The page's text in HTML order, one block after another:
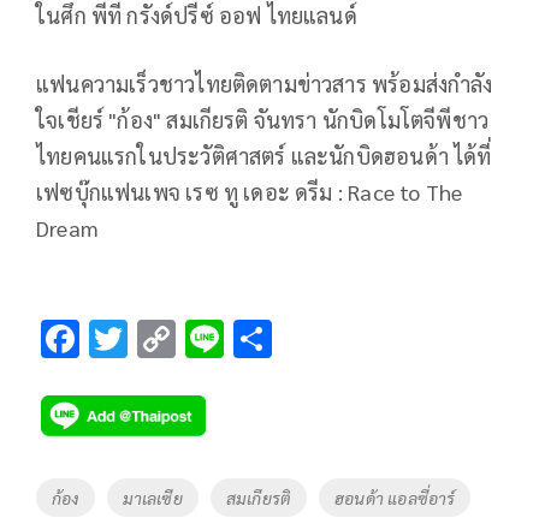
ในศึก พีที กรังด์ปรีซ์ ออฟ ไทยแลนด์
แฟนความเร็วชาวไทยติดตามข่าวสาร พร้อมส่งกำลัง
ใจเชียร์ "ก้อง" สมเกียรติ จันทรา นักบิดโมโตจีพีชาว
ไทยคนแรกในประวัติศาสตร์ และนักบิดฮอนด้า ได้ที่
เฟซบุ๊กแฟนเพจ เรซ ทู เดอะ ดรีม : Race to The
Dream
F
e
b
T
tt
er
C
p
y
Li
Li
Tags
ก้อง มาเลเซีย สมเกียรติ ฮอนด้า แอลซี่อาร์